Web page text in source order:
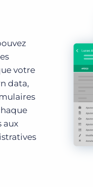
votre
data,
aux